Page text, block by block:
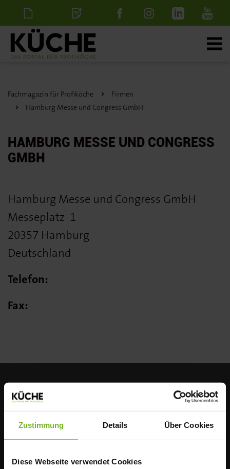
Zustimmung Details Über Cookies
Diese Webseite verwendet Cookies
NewsletterStellenanzeige
Fachmagazin für Profiköche
Firmen
Hamburg Messe und Congress GmbH
HAMBURG MESSE UND CONGRESS
GMBH
Hamburg Messe und Congress GmbH
Messeplatz 1
20357 Hamburg
Deutschland
Telefon:
Fax: